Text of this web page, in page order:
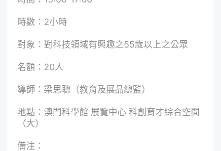
時數：2小時
對象：對科技領域有興趣之55歲以上之公眾
名額：20人
導師：梁思聰（教育及展品總監）
地點：澳門科學館 展覽中心 科創育才綜合空間
（大）
備注：